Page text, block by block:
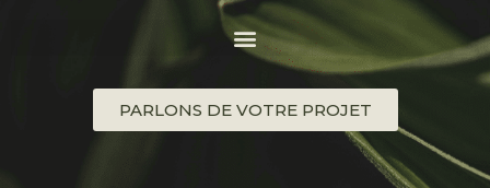
PARLONS DE VOTRE PROJET